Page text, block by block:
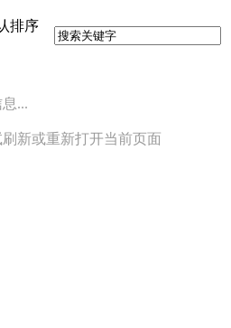
排序
...
新或重新打开当前页面